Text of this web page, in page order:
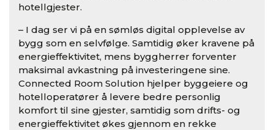
hotellgjester.
– I dag ser vi på en sømløs digital opplevelse av
bygg som en selvfølge. Samtidig øker kravene på
energieffektivitet, mens byggherrer forventer
maksimal avkastning på investeringene sine.
Connected Room Solution hjelper byggeiere og
hotelloperatører å levere bedre personlig
komfort til sine gjester, samtidig som drifts- og
energieffektivitet økes gjennom en rekke